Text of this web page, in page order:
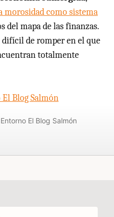
morosidad como sistema
del mapa de las finanzas.
de romper en el que
totalmente
Blog Salmón
Entorno El Blog Salmón